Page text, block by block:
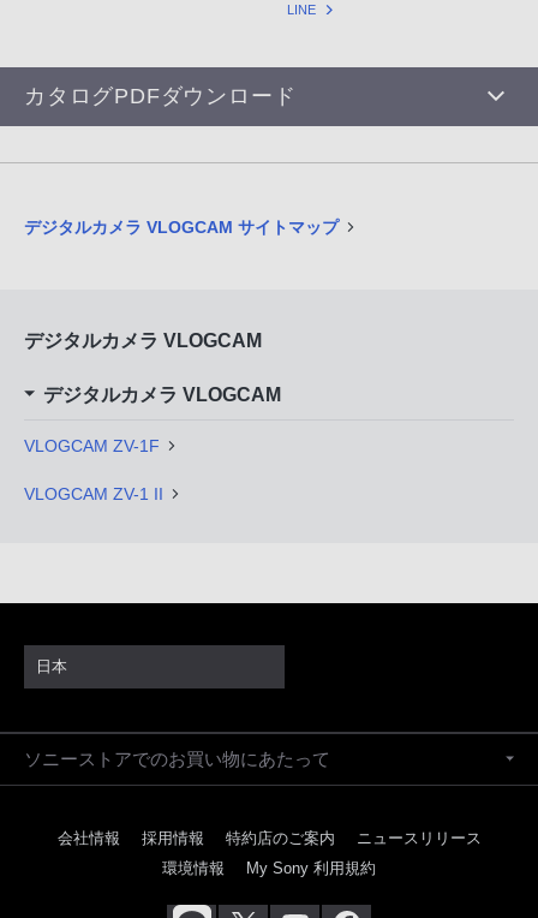
LINE
カタログPDFダウンロード
デジタルカメラ VLOGCAM サイトマップ
デジタルカメラ VLOGCAM
デジタルカメラ VLOGCAM
VLOGCAM ZV-1F
VLOGCAM ZV-1 II
日本
ソニーストアでのお買い物にあたって
会社情報 採用情報 特約店のご案内
ニュースリリース
環境情報
My Sony 利用規約